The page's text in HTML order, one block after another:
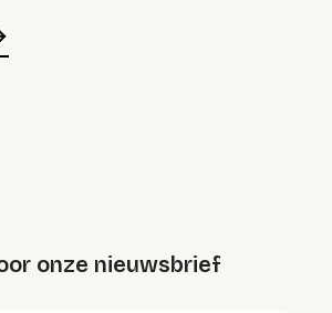
onze nieuwsbrief